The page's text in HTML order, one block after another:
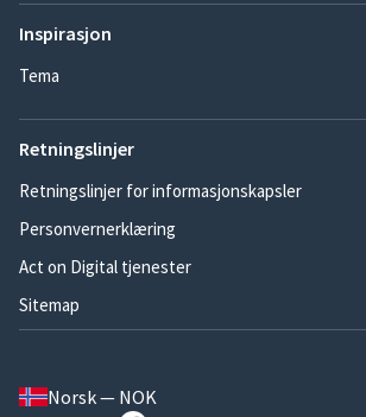
Inspirasjon
Tema
Retningslinjer
Retningslinjer for informasjonskapsler
Personvernerklæring
Act on Digital tjenester
Sitemap
Norsk — NOK